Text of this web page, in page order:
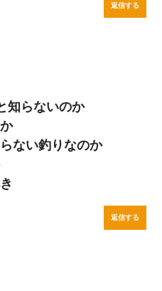
返信する
らないのか
ない釣りなのか
返信する